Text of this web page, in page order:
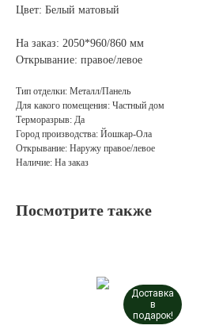
Цвет: Белый матовый
На заказ: 2050*960/860 мм
Открывание: правое/левое
Тип отделки: Металл/Панель
Для какого помещения: Частный дом
Терморазрыв: Да
Город производства: Йошкар-Ола
Открывание: Наружу правое/левое
Наличие: На заказ
Посмотрите также
Доставка
в
подарок!